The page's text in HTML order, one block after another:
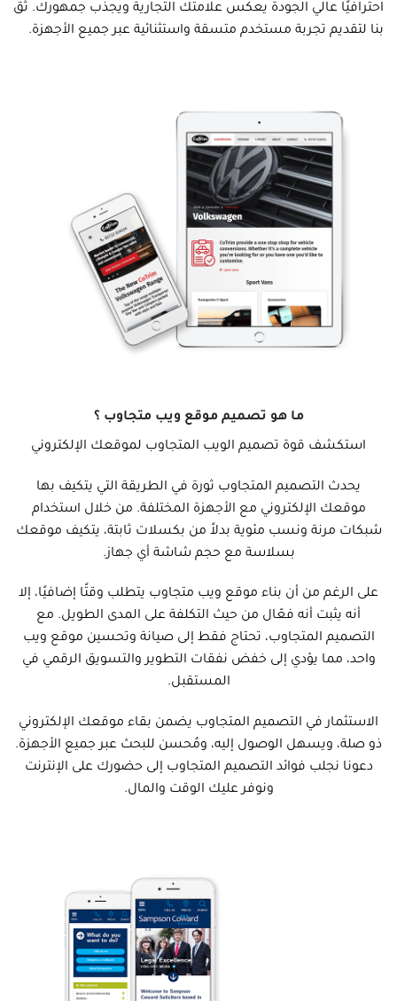
احترافيًا عالي الجودة يعكس علامتك التجارية ويجذب جمهورك. ثق
بنا لتقديم تجربة مستخدم متسقة واستثنائية عبر جميع الأجهزة.
ما هو تصميم موقع ويب متجاوب ؟
استكشف قوة تصميم الويب المتجاوب لموقعك الإلكتروني
يحدث التصميم المتجاوب ثورة في الطريقة التي يتكيف بها
موقعك الإلكتروني مع الأجهزة المختلفة. من خلال استخدام
شبكات مرنة ونسب مئوية بدلاً من بكسلات ثابتة، يتكيف موقعك
بسلاسة مع حجم شاشة أي جهاز.
على الرغم من أن بناء موقع ويب متجاوب يتطلب وقتًا إضافيًا، إلا
أنه يثبت أنه فعّال من حيث التكلفة على المدى الطويل. مع
التصميم المتجاوب، تحتاج فقط إلى صيانة وتحسين موقع ويب
واحد، مما يؤدي إلى خفض نفقات التطوير والتسويق الرقمي في
المستقبل.
الاستثمار في التصميم المتجاوب يضمن بقاء موقعك الإلكتروني
ذو صلة، ويسهل الوصول إليه، ومُحسن للبحث عبر جميع الأجهزة.
دعونا نجلب فوائد التصميم المتجاوب إلى حضورك على الإنترنت
ونوفر عليك الوقت والمال.